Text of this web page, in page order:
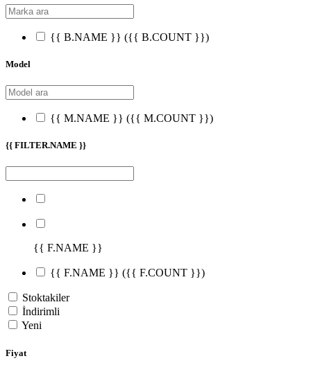
{{ B.NAME }} ({{ B.COUNT }})
Model
{{ M.NAME }} ({{ M.COUNT }})
{{ FILTER.NAME }}
{{ F.NAME }}
{{ F.NAME }} ({{ F.COUNT }})
Stoktakiler
İndirimli
Yeni
Fiyat